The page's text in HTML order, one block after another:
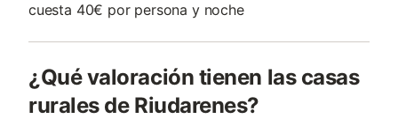
cuesta 40€ por persona y noche
¿Qué valoración tienen las casas
rurales de Riudarenes?